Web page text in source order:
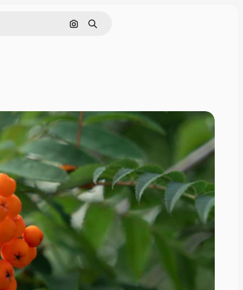
Cerca per immagine
Ricerca